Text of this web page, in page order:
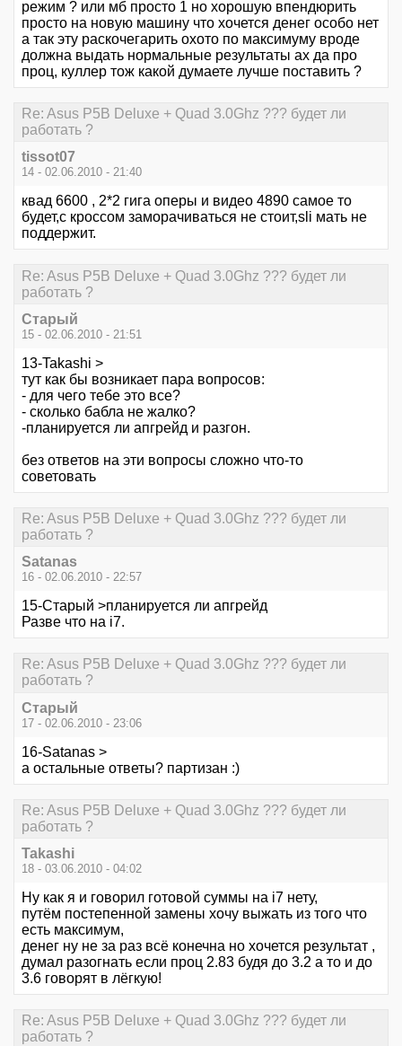
режим ? или мб просто 1 но хорошую впендюрить
просто на новую машину что хочется денег особо нет
а так эту раскочегарить охото по максимуму вроде
должна выдать нормальные результаты ах да про
проц, куллер тож какой думаете лучше поставить ?
Re: Asus P5B Deluxe + Quad 3.0Ghz ??? будет ли
работать ?
tissot07
14 - 02.06.2010 - 21:40
квад 6600 , 2*2 гига оперы и видео 4890 самое то
будет,с кроссом заморачиваться не стоит,sli мать не
поддержит.
Re: Asus P5B Deluxe + Quad 3.0Ghz ??? будет ли
работать ?
Старый
15 - 02.06.2010 - 21:51
13-Takashi >
тут как бы возникает пара вопросов:
- для чего тебе это все?
- сколько бабла не жалко?
-планируется ли апгрейд и разгон.
без ответов на эти вопросы сложно что-то
советовать
Re: Asus P5B Deluxe + Quad 3.0Ghz ??? будет ли
работать ?
Satanas
16 - 02.06.2010 - 22:57
15-Старый >планируется ли апгрейд
Разве что на i7.
Re: Asus P5B Deluxe + Quad 3.0Ghz ??? будет ли
работать ?
Старый
17 - 02.06.2010 - 23:06
16-Satanas >
а остальные ответы? партизан :)
Re: Asus P5B Deluxe + Quad 3.0Ghz ??? будет ли
работать ?
Takashi
18 - 03.06.2010 - 04:02
Ну как я и говорил готовой суммы на i7 нету,
путём постепенной замены хочу выжать из того что
есть максимум,
денег ну не за раз всё конечна но хочется результат ,
думал разогнать если проц 2.83 будя до 3.2 а то и до
3.6 говорят в лёгкую!
Re: Asus P5B Deluxe + Quad 3.0Ghz ??? будет ли
работать ?